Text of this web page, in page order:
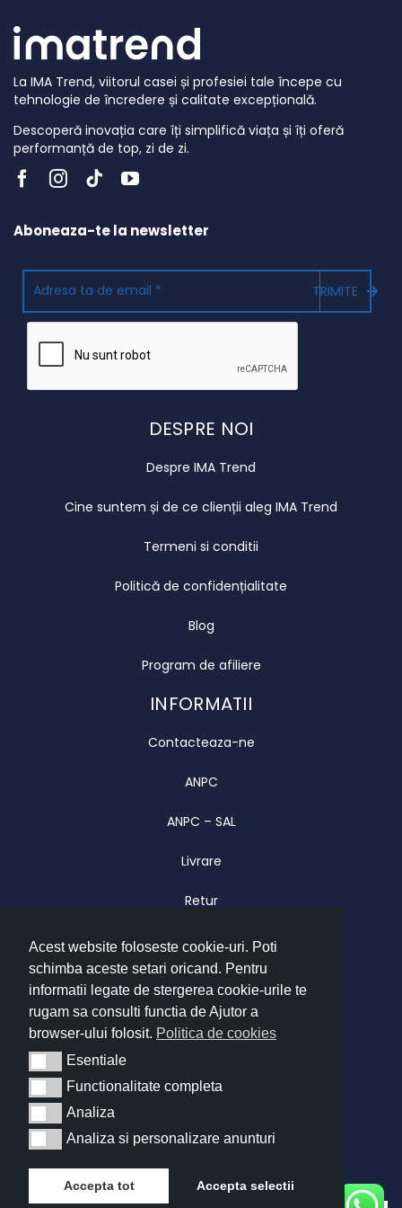
Acest website foloseste cookie-uri. Poti
schimba aceste setari oricand. Pentru
informatii legate de stergerea cookie-urile te
rugam sa consulti functia de Ajutor a
browser-ului folosit. Politica de cookies
EsentialeEsentiale
Functionalitate completa
Functionalitate completa
AnalizaAnaliza
Analiza si personalizare anunturi
Analiza si personalizare anunturi
Accepta tot Accepta selectii
La IMA Trend, viitorul casei și profesiei tale începe cu
tehnologie de încredere și calitate excepțională.
Descoperă inovația care îți simplifică viața și îți oferă
performanță de top, zi de zi.
Aboneaza-te la newsletter
TRIMITE
DESPRE NOI
Despre IMA Trend
Cine suntem și de ce clienții aleg IMA Trend
Termeni si conditii
Politică de confidențialitate
Blog
Program de afiliere
INFORMATII
Contacteaza-ne
ANPC
ANPC – SAL
Livrare
Retur
Garantie
CONTACT
Luni – Vineri 09.00 – 17.00
office@imatrend.ro
+40 755 622 628
Copyright © 2026 IMA Trend